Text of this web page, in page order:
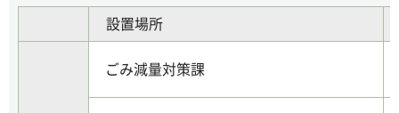
設置場所
ごみ減量対策課